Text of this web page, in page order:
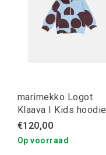
marimekko Logot
Klaava I Kids hoodie
80/86
€120,00
Op voorraad